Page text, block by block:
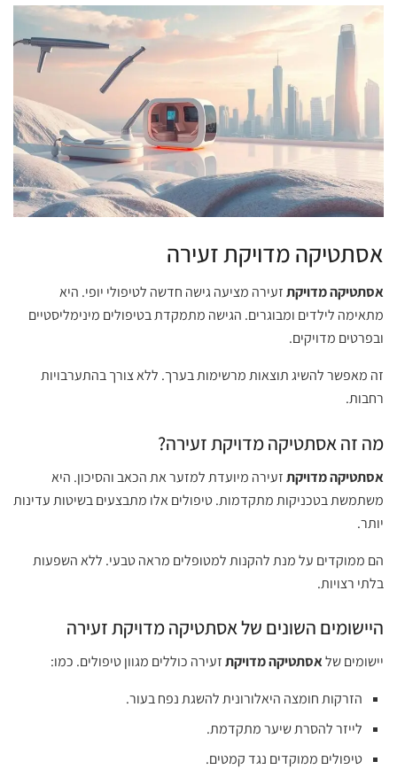
אסתטיקה מדויקת זעירה
אסתטיקה מדויקתזעירה מציעה גישה חדשה לטיפולי יופי. היא
מתאימה לילדים ומבוגרים. הגישה מתמקדת בטיפולים מינימליסטיים
ובפרטים מדויקים.
זה מאפשר להשיג תוצאות מרשימות בערך. ללא צורך בהתערבויות
רחבות.
מה זה אסתטיקה מדויקת זעירה?
אסתטיקה מדויקתזעירה מיועדת למזער את הכאב והסיכון. היא
משתמשת בטכניקות מתקדמות. טיפולים אלו מתבצעים בשיטות עדינות
יותר.
הם ממוקדים על מנת להקנות למטופלים מראה טבעי. ללא השפעות
בלתי רצויות.
היישומים השונים של אסתטיקה מדויקת זעירה
יישומים שלאסתטיקה מדויקתזעירה כוללים מגוון טיפולים. כמו:
הזרקות חומצה היאלורונית להשגת נפח בעור.
לייזר להסרת שיער מתקדמת.
טיפולים ממוקדים נגד קמטים.